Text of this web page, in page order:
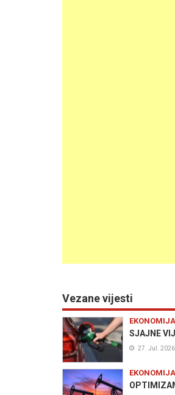
Vezane vijesti
EKONOMIJA
SJAJNE
27. Jul. 2026
EKONOMIJA